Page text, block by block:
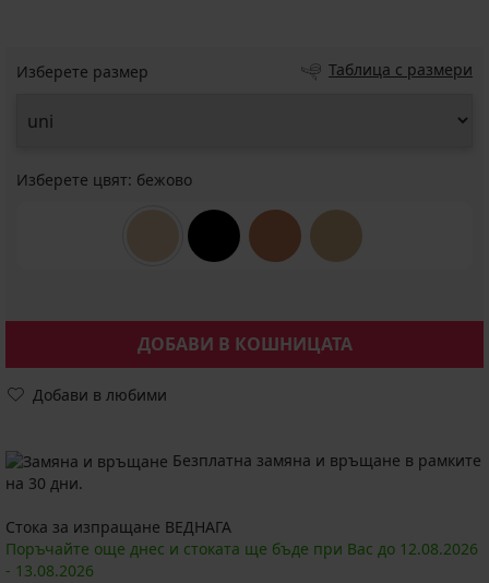
Изберете размер Таблица с размери
Изберете цвят: бежово
ДОБАВИ В КОШНИЦАТА
Добави в любими
Безплатна замяна и връщане в рамките
на 30 дни.
Стока за изпращане ВЕДНАГА
Поръчайте още днес и стоката ще бъде при Вас до 12.08.2026
- 13.08.2026